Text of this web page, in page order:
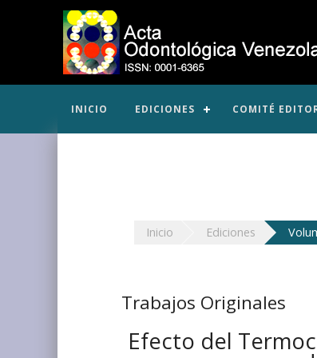
INICIO EDICIONES COMITÉ
Inicio Ediciones
Trabajos Originales
Efecto del